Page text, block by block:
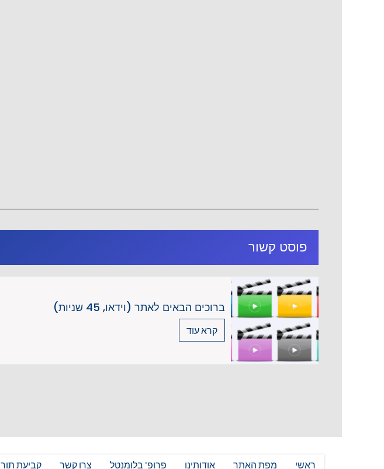
פוסט קשור
ברוכים הבאים לאתר (וידאו, 45 שניות)
קרא עוד
ראשי מפת האתר אודותינו פרופ' בלומנטל צרו קשר קביעת תור